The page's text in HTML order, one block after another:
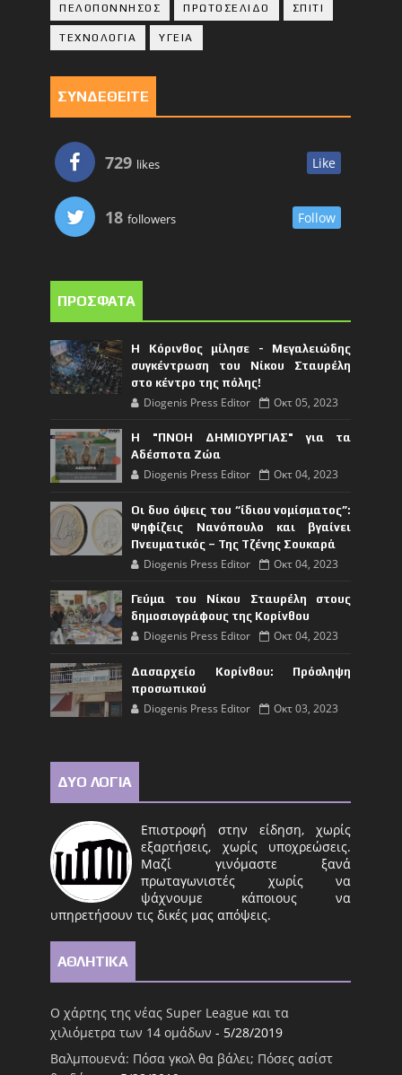
ΠΕΛΟΠΟΝΝΗΣΟΣ ΠΡΩΤΟΣΕΛΙΔΟ ΣΠΙΤΙ
ΤΕΧΝΟΛΟΓΙΑ ΥΓΕΙΑ
ΣΥΝΔΕΘΕΙΤΕ
729 likes Like
18 followers Follow
ΠΡΟΣΦΑΤΑ
Η Κόρινθος μίλησε - Μεγαλειώδης
συγκέντρωση του Νίκου Σταυρέλη
στο κέντρο της πόλης!
Diogenis Press Editor Οκτ 05, 2023
Η "ΠΝΟΗ ΔΗΜΙΟΥΡΓΙΑΣ" για τα
Αδέσποτα Ζώα
Diogenis Press Editor Οκτ 04, 2023
Οι δυο όψεις του “ίδιου νομίσματος”:
Ψηφίζεις Νανόπουλο και βγαίνει
Πνευματικός – Της Τζένης Σουκαρά
Diogenis Press Editor Οκτ 04, 2023
Γεύμα του Νίκου Σταυρέλη στους
δημοσιογράφους της Κορίνθου
Diogenis Press Editor Οκτ 04, 2023
Δασαρχείο Κορίνθου: Πρόσληψη
προσωπικού
Diogenis Press Editor Οκτ 03, 2023
ΔΥΟ ΛΟΓΙΑ
Επιστροφή στην είδηση, χωρίς
εξαρτήσεις, χωρίς υποχρεώσεις.
Μαζί γινόμαστε ξανά
πρωταγωνιστές χωρίς να
ψάχνουμε κάποιους να
υπηρετήσουν τις δικές μας απόψεις.
ΑΘΛΗΤΙΚΑ
Ο χάρτης της νέας Super League και τα
χιλιόμετρα των 14 ομάδων - 5/28/2019
Βαλμπουενά: Πόσα γκολ θα βάλει; Πόσες ασίστ